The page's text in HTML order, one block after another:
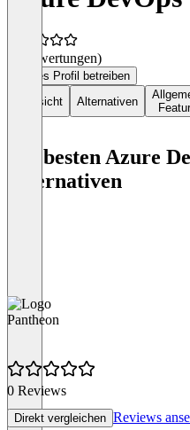
(0 Bewertungen)
Dieses Profil betreiben
Übersicht
Alternativen
Die besten Azure
Alternativen
Pantheon
0 Reviews
Direkt vergleichen Reviews